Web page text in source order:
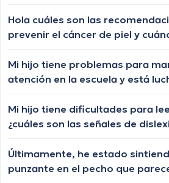
irritable y tengo problemas para
¿Alguien tiene alguna idea de
Hola cuáles son las
prevenir el cáncer de piel y
Mi hijo tiene problemas para
atención en la escuela y está
se diagnostica?
Mi hijo tiene dificultades para
¿cuáles son las señales de
Últimamente, he estado
punzante en el pecho que